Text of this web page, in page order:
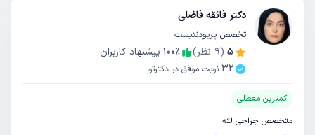
دکتر فائقه فاضلی
تخصص پریودنتیست
5
(
9 نظر) 100٪
پیشنهاد کاربران
32 نوبت موفق در دکترتو
کمترین معطلی
متخصص جراحی لثه